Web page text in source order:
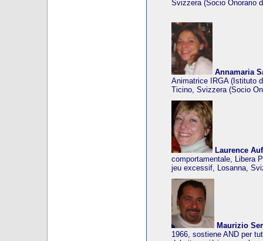
Svizzera (Socio Onorario
Annamaria
Animatrice IRGA (Istituto
Ticino, Svizzera (Socio
Laurence
comportamentale, Libera
jeu excessif, Losanna,
Maurizio
1966, sostiene AND per